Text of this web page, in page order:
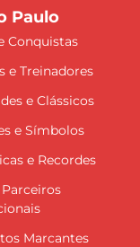
Paulo
Conquistas
e Treinadores
e Clássicos
e Símbolos
e Recordes
Marcantes